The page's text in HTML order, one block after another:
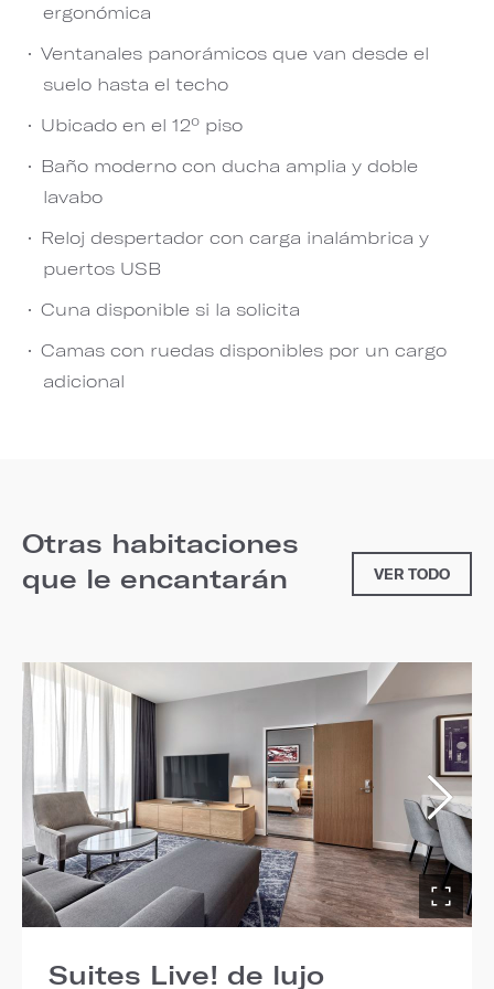
ergonómica
Ventanales panorámicos que van desde el
suelo hasta el techo
Ubicado en el 12º piso
Baño moderno con ducha amplia y doble
lavabo
Reloj despertador con carga inalámbrica y
puertos USB
Cuna disponible si la solicita
Camas con ruedas disponibles por un cargo
adicional
Otras habitaciones
que le encantarán
VER TODO
Suites Live! de lujo